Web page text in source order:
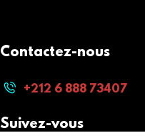
Contactez-nous
+212 6 888 73407
Suivez-vous